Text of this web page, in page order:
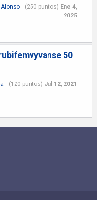
Alonso (250 puntos) Ene 4,
2025
50
(120 puntos) Jul 12, 2021